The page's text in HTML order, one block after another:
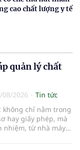
cao chất lượng y tế
quản lý chất
08/2026
Tin tức
không chỉ nằm trong
hay giấy phép, mà
nhiệm, từ nhà máy